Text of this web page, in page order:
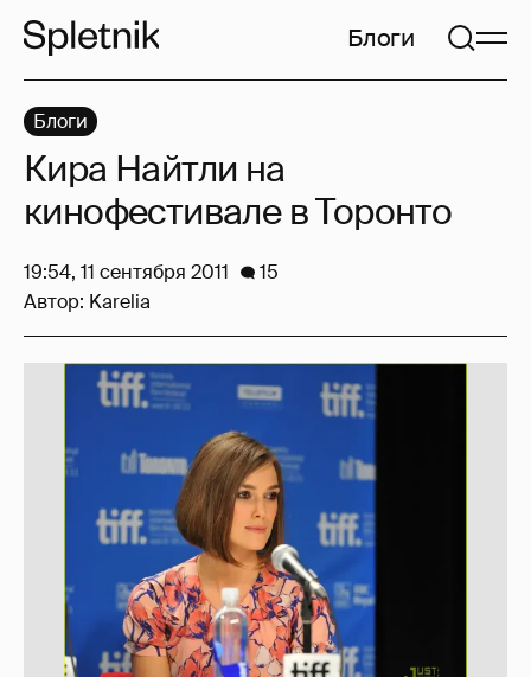
Блоги
Блоги
Кира Найтли на
кинофестивале в Торонто
19:54, 11 сентября 2011
15
Автор: Karelia